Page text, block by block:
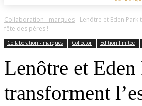
Collaboration - marques
Lenôtre et Eden
fête des pères !
Collaboration - marques Collector Edition limitée
Lenôtre et Eden
transforment